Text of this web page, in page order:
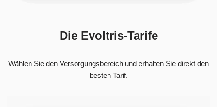
Die Evoltris-Tarife
Wählen Sie den Versorgungsbereich und erhalten Sie direkt den
besten Tarif.